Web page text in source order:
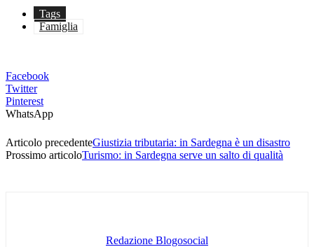
Tags
Famiglia
Facebook
Twitter
Pinterest
WhatsApp
Articolo precedenteGiustizia tributaria: in Sardegna è un disastro
Prossimo articoloTurismo: in Sardegna serve un salto di qualità
Redazione Blogosocial